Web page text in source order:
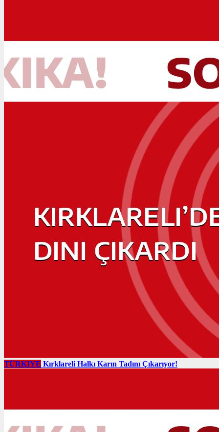
TÜRKIYE Kırklareli Halkı Karın Tadını Çıkarıyor!